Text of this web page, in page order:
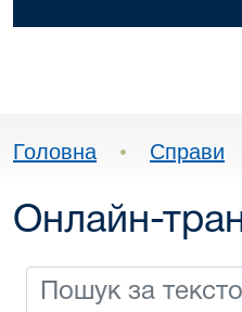
Головна • Справи
Онлайн-